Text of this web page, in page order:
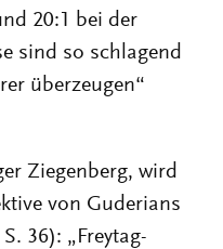
20:1 bei der
sind so schlagend
überzeugen“
Ziegenberg, wird
von Guderians
36): „Freytag-